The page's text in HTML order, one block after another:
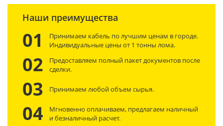
Наши преимущества
01
Принимаем кабель по лучшим ценам в городе.
Индивидуальные цены от 1 тонны лома.
02
Предоставляем полный пакет документов после
сделки.
03 Принимаем любой объем сырья.
04
Мгновенно оплачиваем, предлагаем наличный
и безналичный расчет.